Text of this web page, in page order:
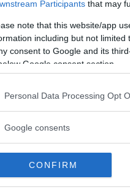
Participants that may
note that this website/app
including but not
consent to Google and its
Google consent section.
Personal Data Processing Opt
Google consents
CONFIRM
spänne som du inte
jlc reverso Svar: 0
Chronograph
vidare. Jaeger-LeCoultre Deep
från 2015. Slår jag
jaeger lecoultre jlc tribute to
18k
Papper, box och skick är
affärer. Ses i DM!
jlc reverso
m fl Prisbump 4/8